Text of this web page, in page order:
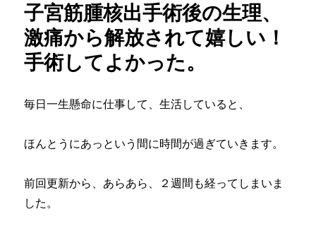
子宮筋腫核出手術後の生理、
激痛から解放されて嬉しい！
手術してよかった。
毎日一生懸命に仕事して、生活していると、
ほんとうにあっという間に時間が過ぎていきます。
前回更新から、あらあら、２週間も経ってしまいま
した。